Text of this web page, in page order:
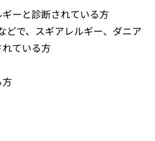
ーと診断されている方
どで、スギアレルギー、ダニア
ている方